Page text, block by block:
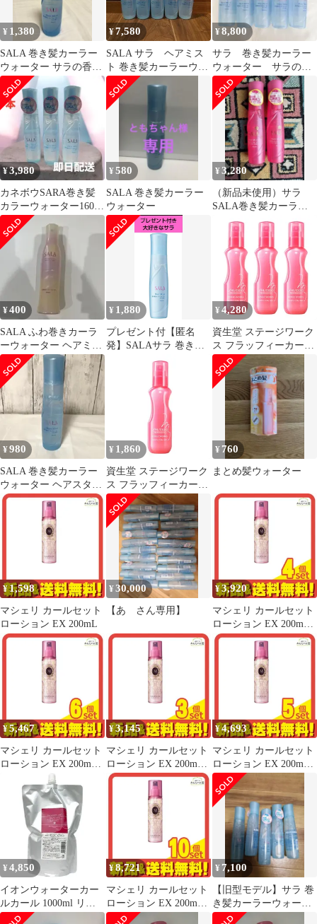
¥ 1,380
SALA 巻き髪カーラー
ウォーター サラの香り
スタイリング ヘアケア
¥7,580
SALA サラ ヘアミス
ト 巻き髪カーラーウォ
ーター 5本セット
¥8,800
サラ 巻き髪カーラー
ウォーター サラの香
り ヘアスタイリン
グ 5点セット
¥3,980
カネボウSARA巻き髪
カラーウォーター160ml
生産終了品
¥580
SALA 巻き髪カーラー
ウォーター
¥3,280
（新品未使用）サラ
SALA巻き髪カーラー
ウォーター スウィート
ローズの香り
¥400
SALA ふわ巻きカーラ
ーウォーター ヘアミス
ト
¥ 1,880
プレゼント付【匿名
発】SALAサラ 巻き髪
カーラーウォーターサ
ラの香り160ml
¥ 4,280
資生堂 ステージワーク
ス フラッフィーカール
ミスト 150ml ×3個 セッ
ト ヘアミスト スタイリ
ング スタイリング剤 熱
ダメージ カール カール
ヘア ふんわり なめらか
サロン専売品 美容室専
売
¥980
SALA 巻き髪カーラー
ウォーター ヘアスタイ
リング
¥ 1,860
資生堂 ステージワーク
ス フラッフィーカール
ミスト 150ml ヘアミス
ト スタイリング スタイ
リング剤 熱ダメージ カ
ール カールヘア ミスト
ふんわり なめらか サロ
ン専売品 美容室専売
¥ 760
まとめ髪ウォーター
¥1,598
マシェリ カールセット
ローション EX 200mL
¥30,000
【あ さん専用】
¥3,920
マシェリ カールセット
ローション EX 200mL 4
個セット まとめ売り
¥5,467
マシェリ カールセット
ローション EX 200mL 6
個セット まとめ売り
¥3,145
マシェリ カールセット
ローション EX 200mL 3
個セット まとめ売り
¥4,693
マシェリ カールセット
ローション EX 200mL 5
個セット まとめ売り
¥ 4,850
イオンウォーターカー
ルカール 1000ml リフ
ィル
¥8,721
マシェリ カールセット
ローション EX 200mL
10個セット まとめ売り
¥ 7,100
【旧型モデル】サラ 巻
き髪カーラーウォータ
ー サラの香り（5本セ